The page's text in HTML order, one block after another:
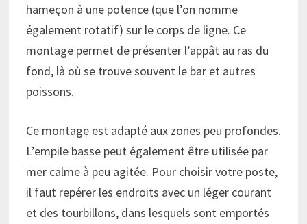
hameçon à une potence (que l’on nomme
également rotatif) sur le corps de ligne. Ce
montage permet de présenter l’appât au ras du
fond, là où se trouve souvent le bar et autres
poissons.
Ce montage est adapté aux zones peu profondes.
L’empile basse peut également être utilisée par
mer calme à peu agitée. Pour choisir votre poste,
il faut repérer les endroits avec un léger courant
et des tourbillons, dans lesquels sont emportés